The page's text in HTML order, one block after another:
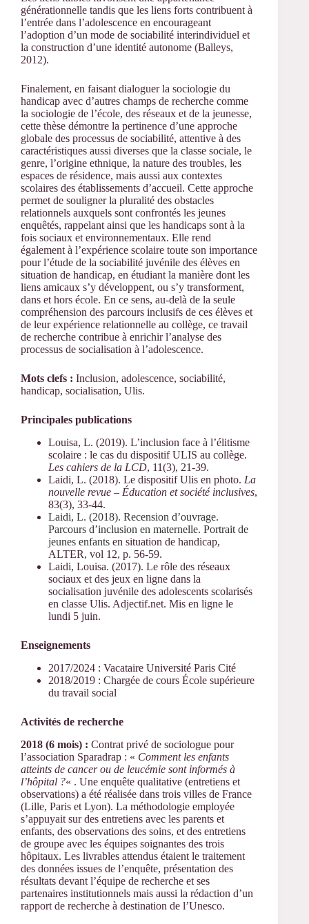
générationnelle tandis que les liens forts contribuent à
l’entrée dans l’adolescence en encourageant
l’adoption d’un mode de sociabilité interindividuel et
la construction d’une identité autonome (Balleys,
2012).
Finalement, en faisant dialoguer la sociologie du
handicap avec d’autres champs de recherche comme
la sociologie de l’école, des réseaux et de la jeunesse,
cette thèse démontre la pertinence d’une approche
globale des processus de sociabilité, attentive à des
caractéristiques aussi diverses que la classe sociale, le
genre, l’origine ethnique, la nature des troubles, les
espaces de résidence, mais aussi aux contextes
scolaires des établissements d’accueil. Cette approche
permet de souligner la pluralité des obstacles
relationnels auxquels sont confrontés les jeunes
enquêtés, rappelant ainsi que les handicaps sont à la
fois sociaux et environnementaux. Elle rend
également à l’expérience scolaire toute son importance
pour l’étude de la sociabilité juvénile des élèves en
situation de handicap, en étudiant la manière dont les
liens amicaux s’y développent, ou s’y transforment,
dans et hors école. En ce sens, au-delà de la seule
compréhension des parcours inclusifs de ces élèves et
de leur expérience relationnelle au collège, ce travail
de recherche contribue à enrichir l’analyse des
processus de socialisation à l’adolescence.
Mots clefs : Inclusion, adolescence, sociabilité,
handicap, socialisation, Ulis.
Principales publications
Louisa, L. (2019). L’inclusion face à l’élitisme
scolaire : le cas du dispositif ULIS au collège.
Les cahiers de la LCD, 11(3), 21-39.
Laidi, L. (2018). Le dispositif Ulis en photo. La
nouvelle revue – Éducation et société inclusives,
83(3), 33-44.
Laidi, L. (2018). Recension d’ouvrage.
Parcours d’inclusion en maternelle. Portrait de
jeunes enfants en situation de handicap,
ALTER, vol 12, p. 56-59.
Laidi, Louisa. (2017). Le rôle des réseaux
sociaux et des jeux en ligne dans la
socialisation juvénile des adolescents scolarisés
en classe Ulis. Adjectif.net. Mis en ligne le
lundi 5 juin.
Enseignements
2017/2024 : Vacataire Université Paris Cité
2018/2019 : Chargée de cours École supérieure
du travail social
Activités de recherche
2018 (6 mois) : Contrat privé de sociologue pour
l’association Sparadrap : « Comment les enfants
atteints de cancer ou de leucémie sont informés à
l’hôpital ?« . Une enquête qualitative (entretiens et
observations) a été réalisée dans trois villes de France
(Lille, Paris et Lyon). La méthodologie employée
s’appuyait sur des entretiens avec les parents et
enfants, des observations des soins, et des entretiens
de groupe avec les équipes soignantes des trois
hôpitaux. Les livrables attendus étaient le traitement
des données issues de l’enquête, présentation des
résultats devant l’équipe de recherche et ses
partenaires institutionnels mais aussi la rédaction d’un
rapport de recherche à destination de l’Unesco.